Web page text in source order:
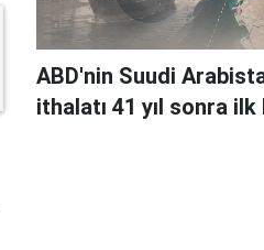
ABD'nin Suudi
ithalatı 41 yıl sonra ilk